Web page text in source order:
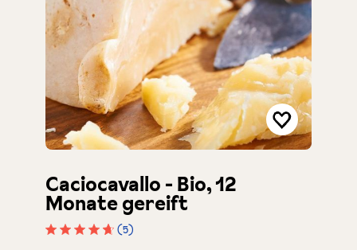
Caciocavallo - Bio, 12
Monate gereift
(5)